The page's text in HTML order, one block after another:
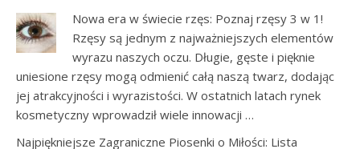
Nowa era w świecie rzęs: Poznaj rzęsy 3 w 1!
Rzęsy są jednym z najważniejszych elementów
wyrazu naszych oczu. Długie, gęste i pięknie
uniesione rzęsy mogą odmienić całą naszą twarz, dodając
jej atrakcyjności i wyrazistości. W ostatnich latach rynek
kosmetyczny wprowadził wiele innowacji …
Najpiękniejsze Zagraniczne Piosenki o Miłości: Lista